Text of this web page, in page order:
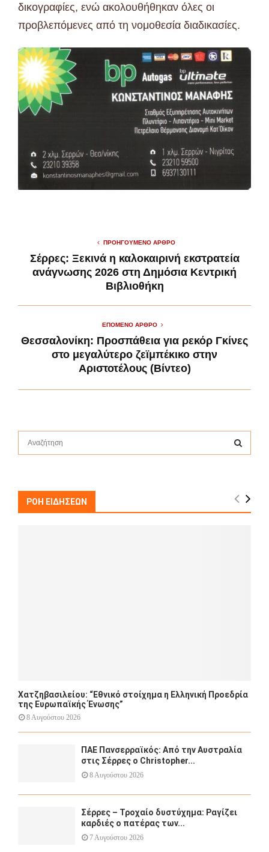
δικογραφίες, ενώ ακολουθήθηκαν όλες οι
προβλεπόμενες από τη νομοθεσία διαδικασίες.
ΠΡΟΗΓΟΎΜΕΝΟ ΆΡΘΡΟ
Σέρρες: Ξεκινά η καλοκαιρινή εκστρατεία
ανάγνωσης 2026 στη Δημόσια Κεντρική
Βιβλιοθήκη
ΕΠΌΜΕΝΟ ΆΡΘΡΟ
Θεσσαλονίκη: Προσπάθεια για ρεκόρ Γκίνες
στο μεγαλύτερο ζεϊμπέκικο στην
Αριστοτέλους (Βίντεο)
f
A
ΡΟΗ ΕΙΔΗΣΕΩΝ
Χατζηβασιλείου: “Εθνικό στοίχημα η Ελληνική Προεδρία
της Ευρωπαϊκής Ένωσης”
8 Αυγούστου 2026
ΠΑΕ Πανσερραϊκός: Από την Αυστραλία
στις Σέρρες ο Christopher...
8 Αυγούστου 2026
Σέρρες – Τροχαίο δυστύχημα: Ραγίζει
καρδιές ο πατέρας των...
7 Αυγούστου 2026